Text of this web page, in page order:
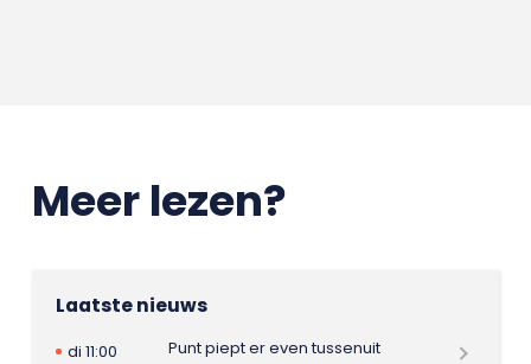
Meer lezen?
Laatste nieuws
di 11:00
Punt piept er even tussenuit